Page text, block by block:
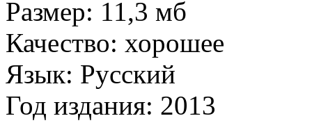
Размер: 11,3 мб
Качество: хорошее
Язык: Русский
Год издания: 2013